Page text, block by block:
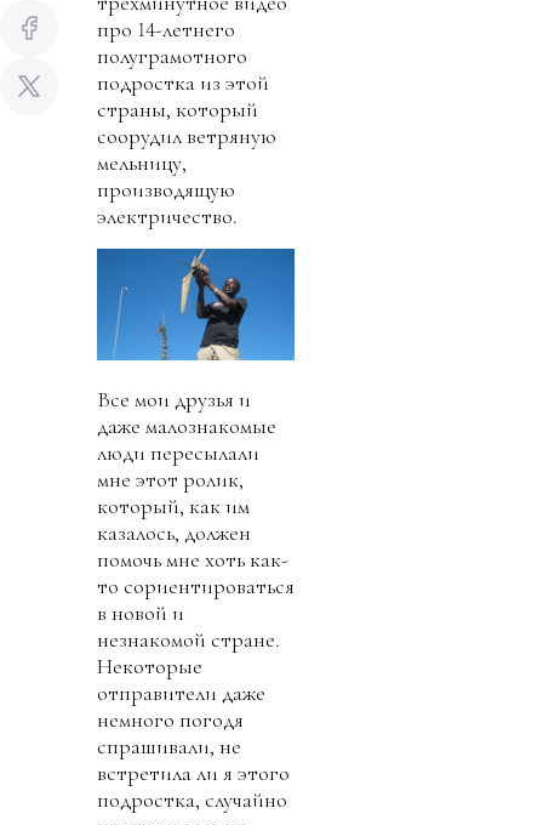
про 14-летнего
полуграмотного
подростка из этой
страны, который
соорудил ветряную
мельницу,
производящую
электричество.
Все мои друзья и
даже малознакомые
люди пересылали
мне этот ролик,
который, как им
казалось, должен
помочь мне хоть как-
то сориентироваться
в новой и
незнакомой стране.
Некоторые
отправители даже
немного погодя
спрашивали, не
встретила ли я этого
подростка, случайно